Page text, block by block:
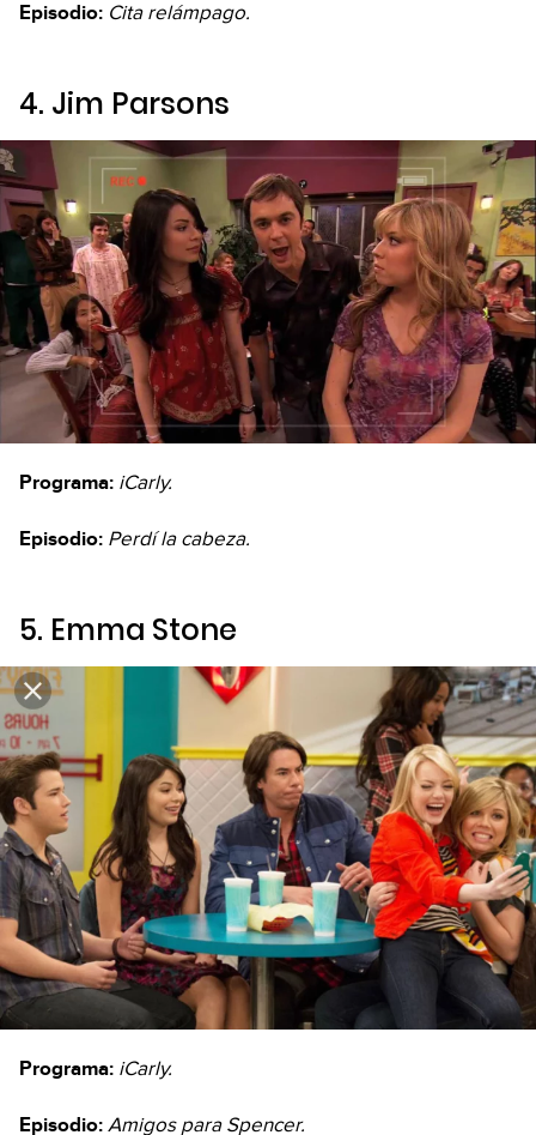
Episodio: Cita relámpago.
4. Jim Parsons
Programa: iCarly.
Episodio: Perdí la cabeza.
5. Emma Stone
Programa: iCarly.
Episodio: Amigos para Spencer.